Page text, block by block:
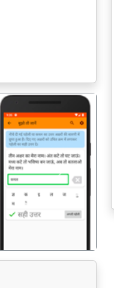
अगला